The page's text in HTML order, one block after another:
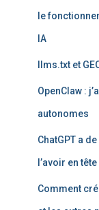
le
IA
llms.txt et
OpenClaw :
autonomes
ChatGPT a
l’avoir en tête
Comment